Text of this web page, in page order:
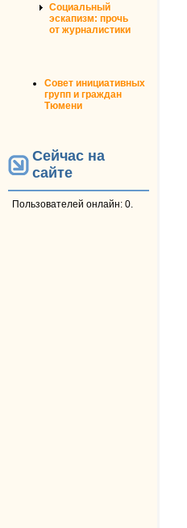
Социальный
эскапизм: прочь
от журналистики
Совет инициативных
групп и граждан
Тюмени
Сейчас на
сайте
Пользователей онлайн: 0.